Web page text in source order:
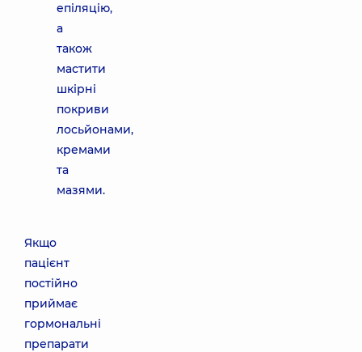
епіляцію,
а
також
мастити
шкірні
покриви
лосьйонами,
кремами
та
мазями.
Якщо
пацієнт
постійно
приймає
гормональні
препарати